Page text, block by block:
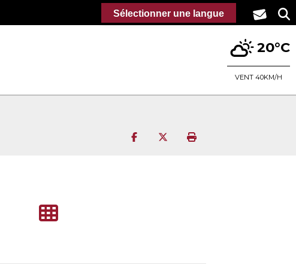
20°C
VENT 40KM/H
Partager sur Facebook
Partager sur Twitter
Imprimer la page
Sélectionner une langue